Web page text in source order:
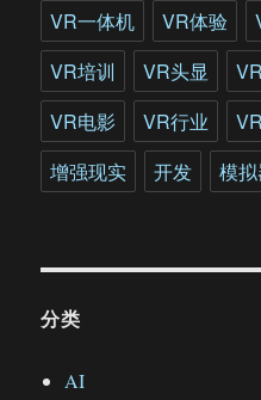
VR一体机
VR体验
VR培训
VR头显
VR电影
VR行业
增强现实
开发 模
分类
AI